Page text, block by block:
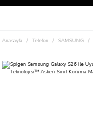
Anasayfa Telefon SAMSUNG